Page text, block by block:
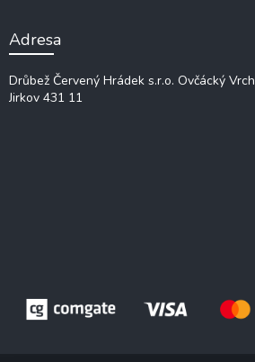
Adresa
Drůbež Červený Hrádek s.r.o. Ovčácký Vrch
Jirkov 431 11